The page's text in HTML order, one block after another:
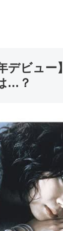
デビュ
…？